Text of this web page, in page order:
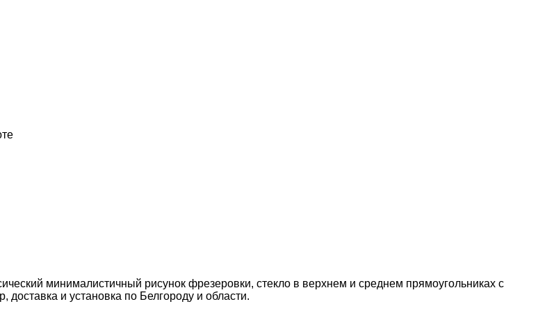
минималистичный рисунок фрезеровки, стекло в верхнем и среднем прямоугольниках с
и установка по Белгороду и области.